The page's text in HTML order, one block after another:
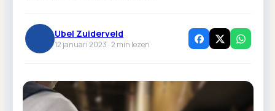
Ubel Zuiderveld
12 januari 2023 ·2 min lezen